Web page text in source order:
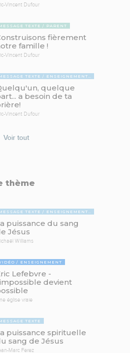
Vincent Dufour
TEXTE PARENT
fièrement
famille !
Vincent Dufour
TEXTE ENSEIGNEMENTS BIBLIQUES
quelque
a besoin de ta
Vincent Dufour
Voir tout
thème
TEXTE ENSEIGNEMENTS BIBLIQUES
puissance du sang
Jésus
Williams
ENSEIGNEMENT
Lefebvre -
devient
église vraie
TEXTE
puissance spirituelle
sang de Jésus
Marc Ferez